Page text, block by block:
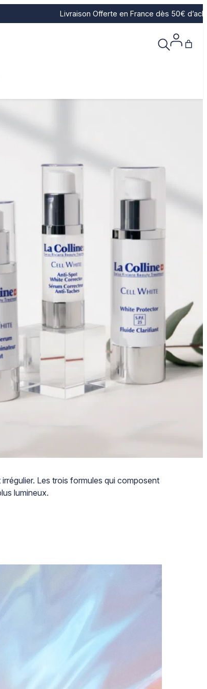
Livraison Offerte en France dès 50€ d’achat.
Les trois formules qui composent
lumineux.